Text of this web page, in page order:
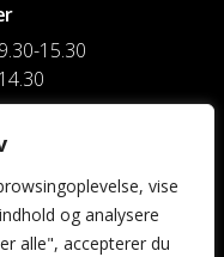
vise
og analysere
alle", accepterer du
15.30